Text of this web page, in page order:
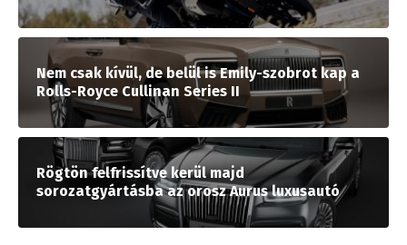
Nem csak kívül, de belül is Emily-szobrot kap a
Rolls-Royce Cullinan Series II
Rögtön felfrissítve kerül majd
sorozatgyártásba az orosz Aurus luxusautó